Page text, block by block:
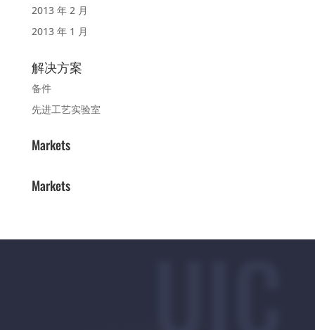
2013 年 2 月
2013 年 1 月
解决方案
备件
先进工艺实验室
Markets
Markets